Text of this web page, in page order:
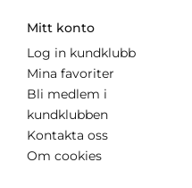
Mitt konto
Log in kundklubb
Mina favoriter
Bli medlem i
kundklubben
Kontakta oss
Om cookies